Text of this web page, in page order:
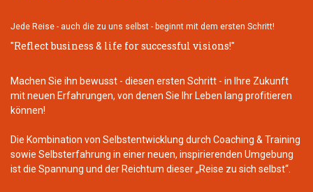
Jede Reise - auch die zu uns selbst - beginnt mit dem ersten Schritt!
"Reflect business & life for successful visions!"
Machen Sie ihn bewusst - diesen ersten Schritt - in Ihre Zukunft
mit neuen Erfahrungen, von denen Sie Ihr Leben lang profitieren
können!
Die Kombination von Selbstentwicklung durch Coaching & Training
sowie Selbsterfahrung in einer neuen, inspirierenden Umgebung
ist die Spannung und der Reichtum dieser „Reise zu sich selbst“.